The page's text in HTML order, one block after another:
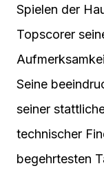
Spielen der
Topscorer
Seine
seiner
technischer
begehrtesten